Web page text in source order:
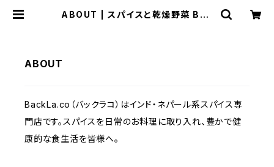
ABOUT | スパイスと乾燥野菜 Bac
ABOUT
BackLa.co（バックラコ）はインド・ネパール系スパイス専
門店です。スパイスを日常のお料理に取り入れ、豊かで健
康的な食生活を皆様へ。